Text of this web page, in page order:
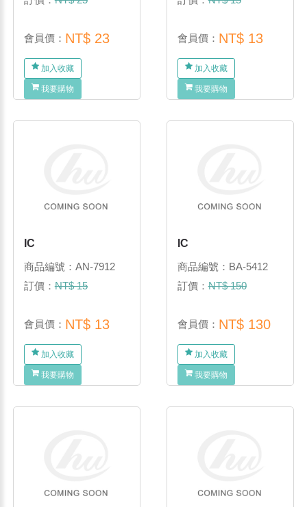
會員價： NT$ 23
加入收藏
我要購物
會員價： NT$ 13
加入收藏
我要購物
IC
商品編號：AN-7912
訂價：NT$ 15
會員價： NT$ 13
加入收藏
我要購物
IC
商品編號：BA-5412
訂價：NT$ 150
會員價： NT$ 130
加入收藏
我要購物